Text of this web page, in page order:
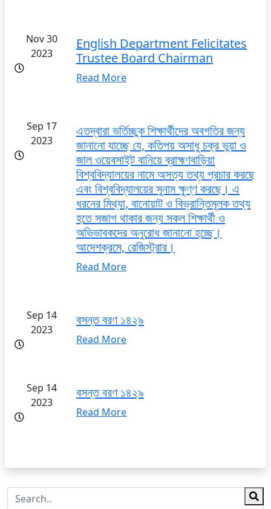
Nov 30
2023
English Department Felicitates
Trustee Board Chairman
Read More
Sep 17
2023
এতদ্বারা ভর্তিচ্ছুক শিক্ষার্থীদের অবগতির জন্য
জানানো যাচ্ছে যে, কতিপয় অসাধু চক্র ভুয়া ও
জাল ওয়েবসাইট বানিয়ে ব্রাহ্মণবাড়িয়া
বিশ্ববিদ্যালয়ের নামে অসত্য তথ্য প্রচার করছে
এবং বিশ্ববিদ্যালয়ের সুনাম ক্ষুণ্ণ করছে। এ
ধরনের মিথ্যা, বানোয়াট ও বিভ্রান্তিমূলক তথ্য
হতে সজাগ থাকার জন্য সকল শিক্ষার্থী ও
অভিভাবকদের অনুরোধ জানানো হচ্ছে।
আদেশক্রমে, রেজিস্ট্রার।
Read More
Sep 14
2023
বসন্ত বরণ ১৪২৯
Read More
Sep 14
2023
বসন্ত বরণ ১৪২৯
Read More